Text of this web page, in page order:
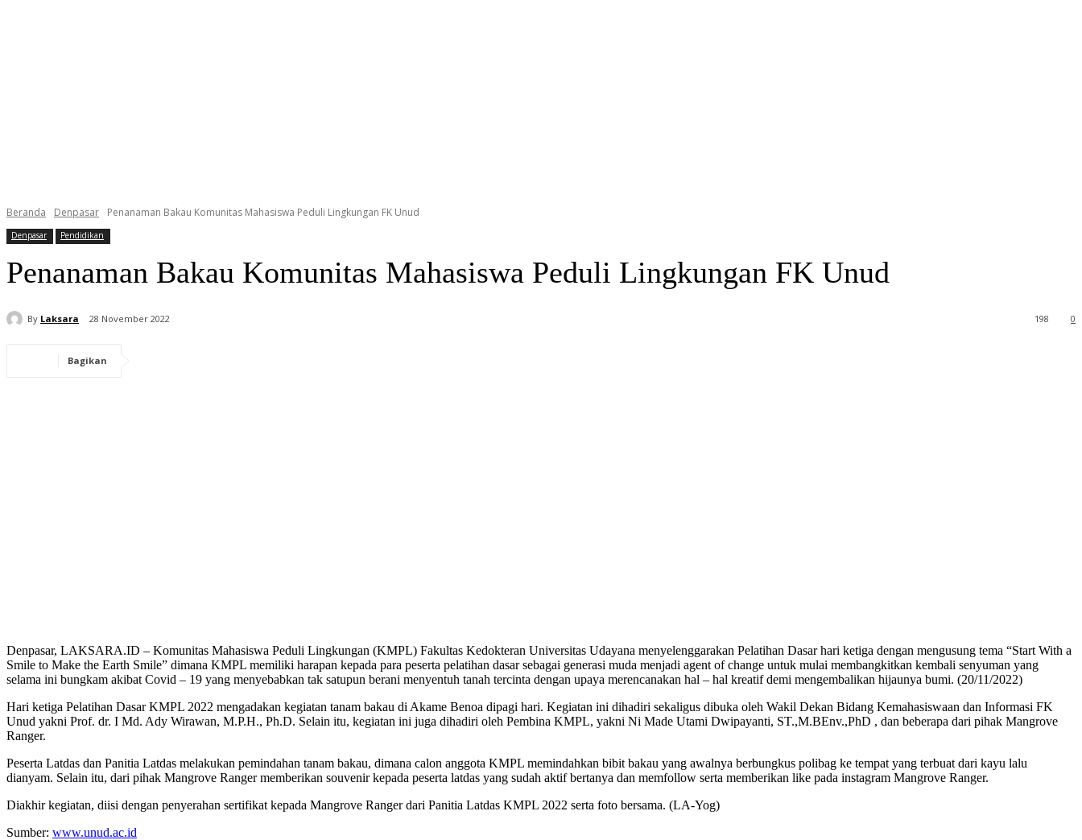
Beranda Denpasar Penanaman Bakau Komunitas Mahasiswa Peduli Lingkungan FK Unud
Denpasar Pendidikan
Penanaman Bakau Komunitas Mahasiswa Peduli Lingkungan FK Unud
By Laksara 28 November 2022 0
198
Bagikan
Denpasar, LAKSARA.ID – Komunitas Mahasiswa Peduli Lingkungan (KMPL) Fakultas Kedokteran Universitas Udayana menyelenggarakan Pelatihan Dasar hari ketiga dengan mengusung tema “Start With a
Smile to Make the Earth Smile” dimana KMPL memiliki harapan kepada para peserta pelatihan dasar sebagai generasi muda menjadi agent of change untuk mulai membangkitkan kembali senyuman yang
selama ini bungkam akibat Covid – 19 yang menyebabkan tak satupun berani menyentuh tanah tercinta dengan upaya merencanakan hal – hal kreatif demi mengembalikan hijaunya bumi. (20/11/2022)
Hari ketiga Pelatihan Dasar KMPL 2022 mengadakan kegiatan tanam bakau di Akame Benoa dipagi hari. Kegiatan ini dihadiri sekaligus dibuka oleh Wakil Dekan Bidang Kemahasiswaan dan Informasi FK
Unud yakni Prof. dr. I Md. Ady Wirawan, M.P.H., Ph.D. Selain itu, kegiatan ini juga dihadiri oleh Pembina KMPL, yakni Ni Made Utami Dwipayanti, ST.,M.BEnv.,PhD , dan beberapa dari pihak Mangrove
Ranger.
Peserta Latdas dan Panitia Latdas melakukan pemindahan tanam bakau, dimana calon anggota KMPL memindahkan bibit bakau yang awalnya berbungkus polibag ke tempat yang terbuat dari kayu lalu
dianyam. Selain itu, dari pihak Mangrove Ranger memberikan souvenir kepada peserta latdas yang sudah aktif bertanya dan memfollow serta memberikan like pada instagram Mangrove Ranger.
Diakhir kegiatan, diisi dengan penyerahan sertifikat kepada Mangrove Ranger dari Panitia Latdas KMPL 2022 serta foto bersama. (LA-Yog)
Sumber: www.unud.ac.id